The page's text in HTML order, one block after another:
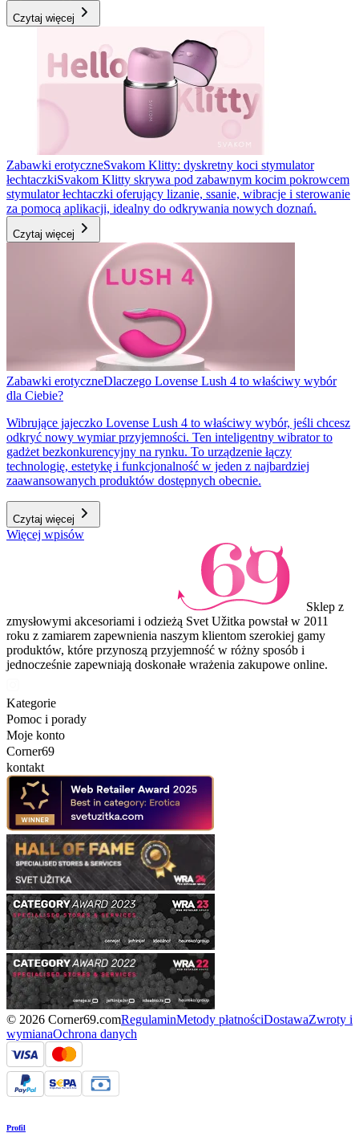
Czytaj więcej
Zabawki erotyczneSvakom Klitty: dyskretny koci stymulator
łechtaczkiSvakom Klitty skrywa pod zabawnym kocim pokrowcem
stymulator łechtaczki oferujący lizanie, ssanie, wibracje i sterowanie
za pomocą aplikacji, idealny do odkrywania nowych doznań.
Czytaj więcej
Zabawki erotyczneDlaczego Lovense Lush 4 to właściwy wybór
dla Ciebie?
Wibrujące jajeczko Lovense Lush 4 to właściwy wybór, jeśli chcesz
odkryć nowy wymiar przyjemności. Ten inteligentny wibrator to
gadżet bezkonkurencyjny na rynku. To urządzenie łączy
technologię, estetykę i funkcjonalność w jeden z najbardziej
zaawansowanych produktów dostępnych obecnie.
Czytaj więcej
Więcej wpisów
Sklep z
zmysłowymi akcesoriami i odzieżą Svet Užitka powstał w 2011
roku z zamiarem zapewnienia naszym klientom szerokiej gamy
produktów, które przynoszą przyjemność w różny sposób i
jednocześnie zapewniają doskonałe wrażenia zakupowe online.
Kategorie
Pomoc i porady
Moje konto
Corner69
kontakt
© 2026 Corner69.comRegulaminMetody płatnościDostawaZwroty i
wymianaOchrona danych
Profil